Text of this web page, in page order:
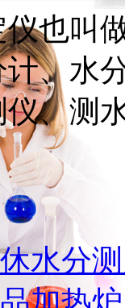
也叫
、水
、测
水分